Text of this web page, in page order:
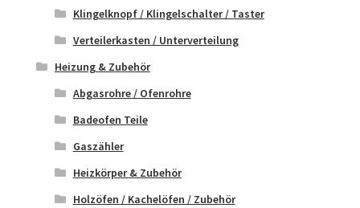
Klingelknopf / Klingelschalter / Taster
Verteilerkasten / Unterverteilung
Heizung & Zubehör
Abgasrohre / Ofenrohre
Badeofen Teile
Gaszähler
Heizkörper & Zubehör
Holzöfen / Kachelöfen / Zubehör